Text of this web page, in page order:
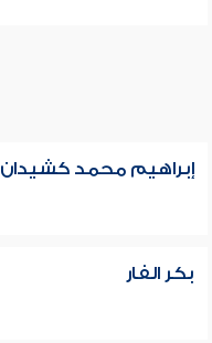
إبراهيم محمد كشيدان
بكر الفار